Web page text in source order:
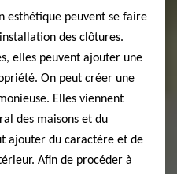
esthétique peuvent se faire
des clôtures.
elles peuvent ajouter une
On peut créer une
Elles viennent
des maisons et du
ajouter du caractère et de
Afin de procéder à